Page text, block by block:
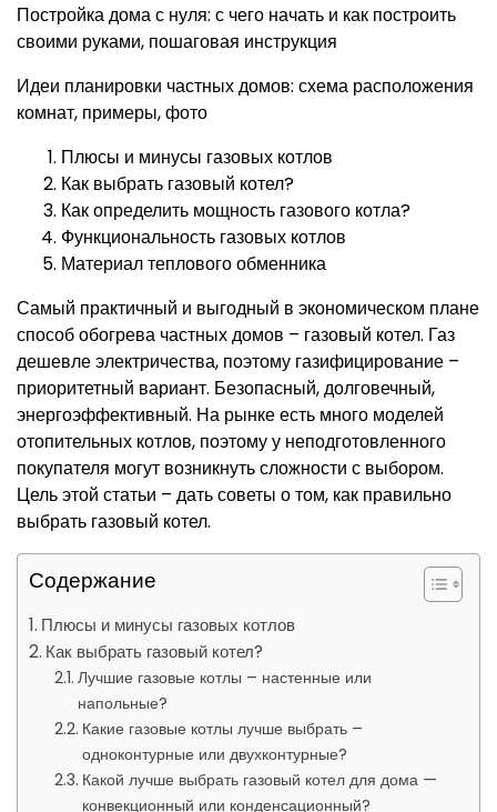
Постройка дома с нуля: с чего начать и как построить
своими руками, пошаговая инструкция
Идеи планировки частных домов: схема расположения
комнат, примеры, фото
Плюсы и минусы газовых котлов
Как выбрать газовый котел?
Как определить мощность газового котла?
Функциональность газовых котлов
Материал теплового обменника
Самый практичный и выгодный в экономическом плане
способ обогрева частных домов – газовый котел. Газ
дешевле электричества, поэтому газифицирование –
приоритетный вариант. Безопасный, долговечный,
энергоэффективный. На рынке есть много моделей
отопительных котлов, поэтому у неподготовленного
покупателя могут возникнуть сложности с выбором.
Цель этой статьи – дать советы о том, как правильно
выбрать газовый котел.
Содержание
Плюсы и минусы газовых котлов
Как выбрать газовый котел?
Лучшие газовые котлы – настенные или
напольные?
Какие газовые котлы лучше выбрать –
одноконтурные или двухконтурные?
Какой лучше выбрать газовый котел для дома —
конвекционный или конденсационный?